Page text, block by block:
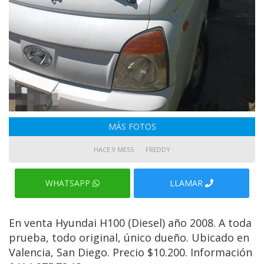
MÁS FOTOS
HACE 9 MESS FREDDY
WHATSAPP LLAMAR
En venta Hyundai H100 (Diesel) año 2008. A toda
prueba, todo original, único dueño. Ubicado en
Valencia, San Diego. Precio $10.200. Información